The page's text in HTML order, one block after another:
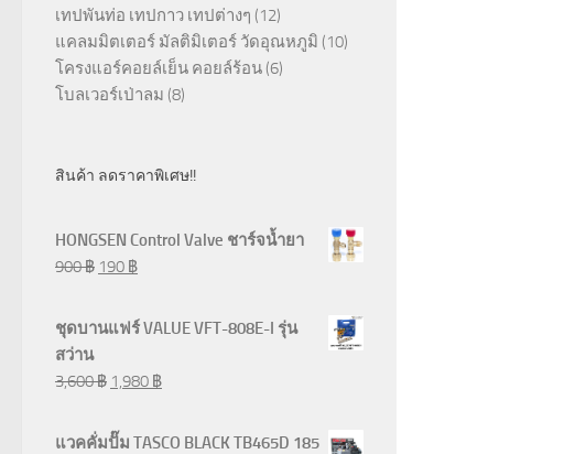
เทปพันท่อ เทปกาว เทปต่างๆ (12)
แคลมมิตเตอร์ มัลติมิเตอร์ วัดอุณหภูมิ (10)
โครงแอร์คอยล์เย็น คอยล์ร้อน (6)
โบลเวอร์เป่าลม (8)
สินค้า ลดราคาพิเศษ!!
HONGSEN Control Valve ชาร์จน้ำยา
900฿ 190 ฿
ชุดบานแฟร์ VALUE VFT-808E-I รุ่น
สว่าน
3,600฿ 1,980 ฿
แวคคั่มปั๊ม TASCO BLACK TB465D 185